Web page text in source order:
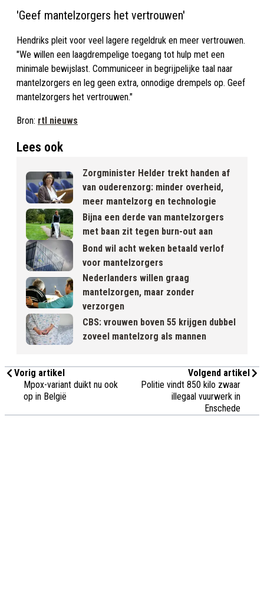
'Geef mantelzorgers het vertrouwen'
Hendriks pleit voor veel lagere regeldruk en meer vertrouwen.
"We willen een laagdrempelige toegang tot hulp met een
minimale bewijslast. Communiceer in begrijpelijke taal naar
mantelzorgers en leg geen extra, onnodige drempels op. Geef
mantelzorgers het vertrouwen."
Bron: rtl nieuws
Lees ook
Zorgminister Helder trekt handen af
van ouderenzorg: minder overheid,
meer mantelzorg en technologie
Bijna een derde van mantelzorgers
met baan zit tegen burn-out aan
Bond wil acht weken betaald verlof
voor mantelzorgers
Nederlanders willen graag
mantelzorgen, maar zonder
verzorgen
CBS: vrouwen boven 55 krijgen dubbel
zoveel mantelzorg als mannen
Vorig artikel
Mpox-variant duikt nu ook
op in België
Volgend artikel
Politie vindt 850 kilo zwaar
illegaal vuurwerk in
Enschede